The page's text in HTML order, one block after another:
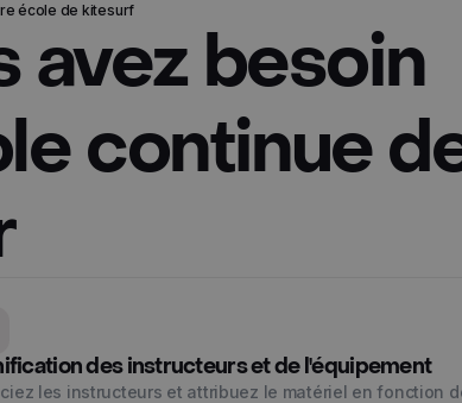
école de kitesurf
avez besoin
continue
des instructeurs et de l'équipement
les instructeurs et attribuez le matériel en fonction